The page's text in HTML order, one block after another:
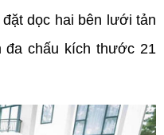
dọc hai bên lưới tản
đa chấu kích thước 21